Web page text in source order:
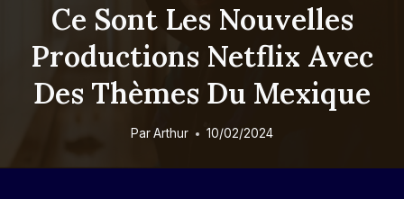
Ce Sont Les Nouvelles
Productions Netflix Avec
Des Thèmes Du Mexique
ParArthur 10/02/2024